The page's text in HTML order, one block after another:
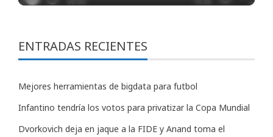
ENTRADAS RECIENTES
Mejores herramientas de bigdata para futbol
Infantino tendría los votos para privatizar la Copa Mundial
Dvorkovich deja en jaque a la FIDE y Anand toma el